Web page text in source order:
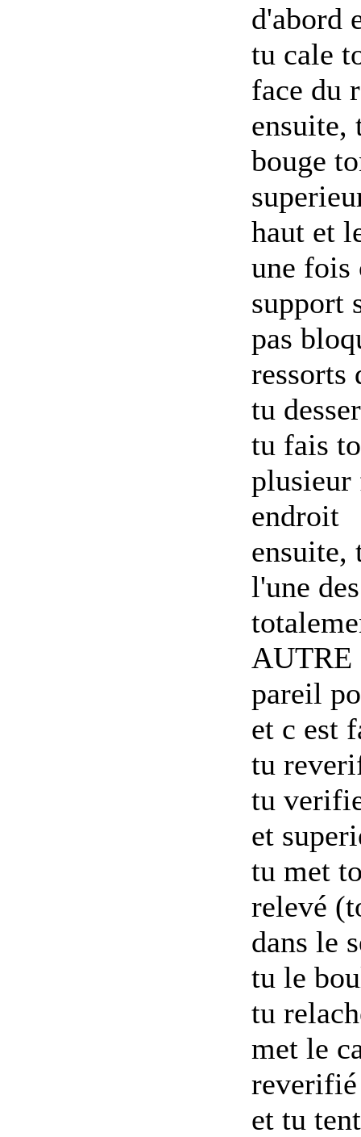
d'abord
tu cale
face du
ensuite,
bouge
haut et
une fois
support
pas
ressorts
tu
tu fais
plusieur
endroit
ensuite,
l'une
AUTRE
pareil
et c est
tu
tu
et
tu met
relevé
dans le
tu le
tu
met le
reverifié
et tu